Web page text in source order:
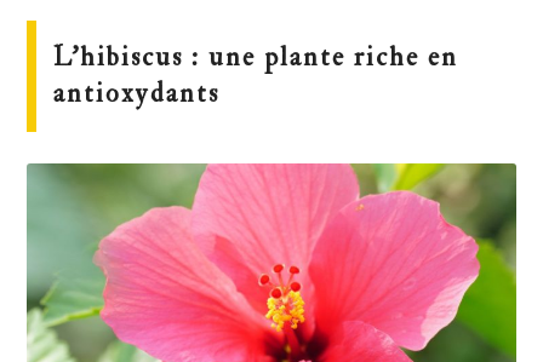
L’hibiscus : une plante riche en
antioxydants